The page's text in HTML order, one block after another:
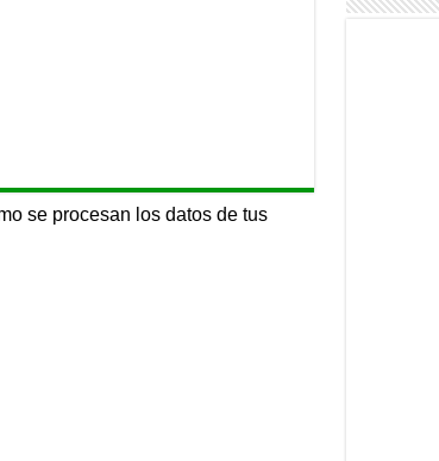
se procesan los datos de tus